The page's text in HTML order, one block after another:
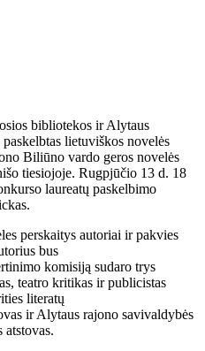
bibliotekos ir Alytaus
lietuviškos novelės
Biliūno vardo geros novelės
tiesiojoje. Rugpjūčio 13 d. 18
laureatų paskelbimo
perskaitys autoriai ir pakvies
bus
komisiją sudaro trys
teatro kritikas ir publicistas
literatų
ir Alytaus rajono savivaldybės